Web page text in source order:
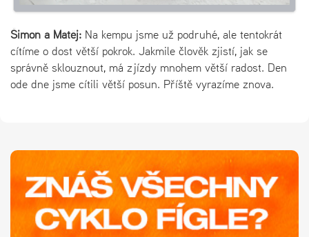
Šimon a Matěj: Na kempu jsme už podruhé, ale tentokrát
cítíme o dost větší pokrok. Jakmile člověk zjistí, jak se
správně sklouznout, má z jízdy mnohem větší radost. Den
ode dne jsme cítili větší posun. Příště vyrazíme znova.